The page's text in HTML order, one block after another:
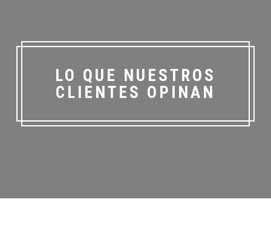
LO QUE NUESTROS
CLIENTES OPINAN